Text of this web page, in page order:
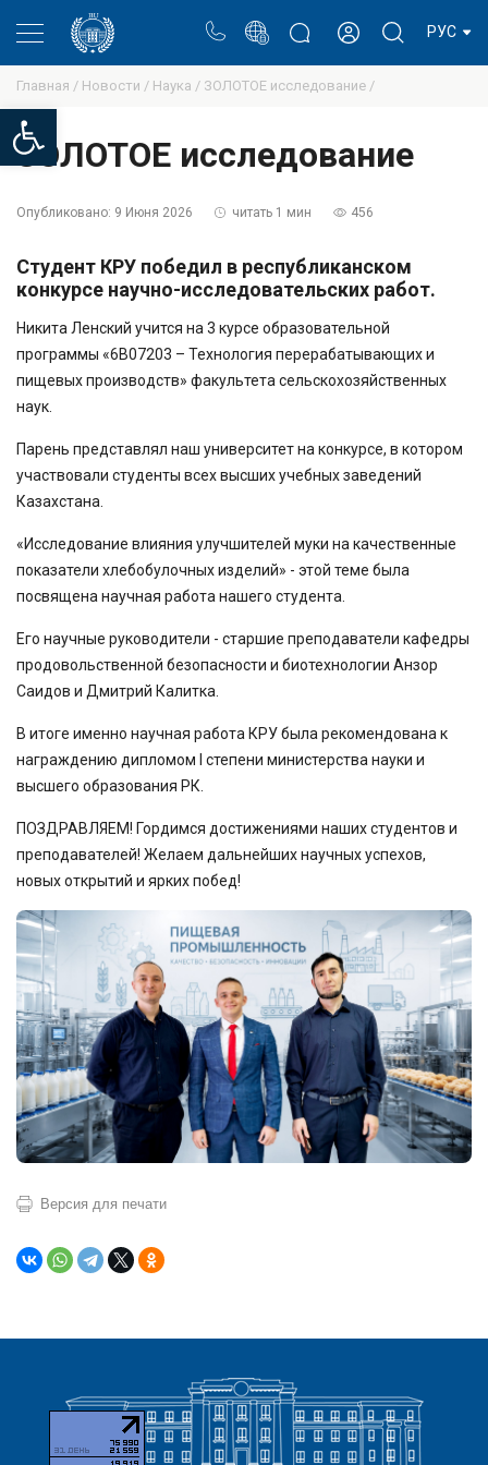
Open toolbar
РУС
Главная / Новости / Наука / ЗОЛОТОЕ исследование /
ЗОЛОТОЕ исследование
Опубликовано: 9 Июня 2026 читать 1 мин 456
Студент КРУ победил в республиканском
конкурсе научно-исследовательских работ.
Никита Ленский учится на 3 курсе образовательной
программы «6B07203 – Технология перерабатывающих и
пищевых производств» факультета сельскохозяйственных
наук.
Парень представлял наш университет на конкурсе, в котором
участвовали студенты всех высших учебных заведений
Казахстана.
«Исследование влияния улучшителей муки на качественные
показатели хлебобулочных изделий» - этой теме была
посвящена научная работа нашего студента.
Его научные руководители - старшие преподаватели кафедры
продовольственной безопасности и биотехнологии Анзор
Саидов и Дмитрий Калитка.
В итоге именно научная работа КРУ была рекомендована к
награждению дипломом I степени министерства науки и
высшего образования РК.
ПОЗДРАВЛЯЕМ! Гордимся достижениями наших студентов и
преподавателей! Желаем дальнейших научных успехов,
новых открытий и ярких побед!
Версия для печати